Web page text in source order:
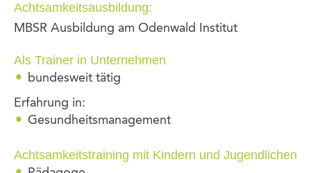
Achtsamkeitsausbildung:
MBSR Ausbildung am Odenwald Institut
Als Trainer in Unternehmen
bundesweit tätig
Erfahrung in:
Gesundheitsmanagement
Achtsamkeitstraining mit Kindern und Jugendlichen